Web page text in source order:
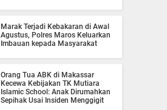
Marak Terjadi Kebakaran di Awal
Agustus, Polres Maros Keluarkan
Imbauan kepada Masyarakat
Orang Tua ABK di Makassar
Kecewa Kebijakan TK Mutiara
Islamic School: Anak Dirumahkan
Sepihak Usai Insiden Menggigit